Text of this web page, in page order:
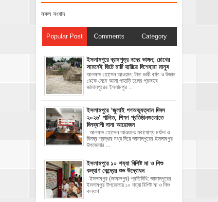
সকল সংবাদ
Popular Post Comments Category
ইসলামপুরে ব্রহ্মপুত্র নদের ভাঙ্গন; চোখের
সামনেই ভিটে মাটি হারিয়ে দিশেহারা মানুষ
আলমাস হোসেন আওয়াল: টানা ভারী বর্ষণ ও উজান
থেকে নেমে আসা পাহাড়ি ঢলের প্রভাবে
জামালপুরের ইসলামপুর ...
‎ইসলামপুরে ‘জুলাই গণঅভ্যুত্থান দিবস
২০২৬’ পালিত, শিক্ষা প্রতিষ্ঠানগুলোতে
দিনব্যাপী নানা আয়োজন
‎​আলমাস হোসেন আওয়ালঃ‎ ‎​যথাযোগ্য মর্যাদা ও
বিনম্র শ্রদ্ধার মধ্য দিয়ে জামালপুরের ইসলামপুর
উপজেলার ...
ইসলামপুরে ১০ শয্যা বিশিষ্ট মা ও শিশু
কল্যাণ কেন্দ্রের শুভ উদ্বোধন
ইসলামপুর (জামালপুর) প্রতিনিধি: জামালপুরের
ইসলামপুর উপজেলায় ১০ শয্যা বিশিষ্ট মা ও শিশু
কল্যাণ ...